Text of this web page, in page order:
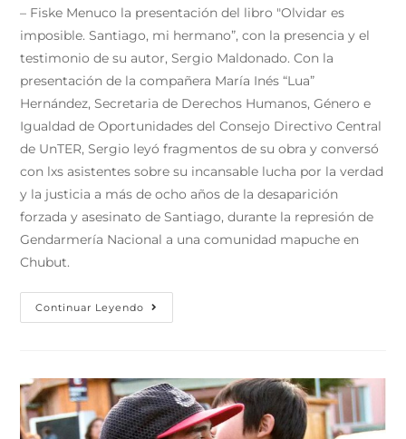
– Fiske Menuco la presentación del libro "Olvidar es
imposible. Santiago, mi hermano”, con la presencia y el
testimonio de su autor, Sergio Maldonado. Con la
presentación de la compañera María Inés “Lua”
Hernández, Secretaria de Derechos Humanos, Género e
Igualdad de Oportunidades del Consejo Directivo Central
de UnTER, Sergio leyó fragmentos de su obra y conversó
con lxs asistentes sobre su incansable lucha por la verdad
y la justicia a más de ocho años de la desaparición
forzada y asesinato de Santiago, durante la represión de
Gendarmería Nacional a una comunidad mapuche en
Chubut.
Continuar Leyendo